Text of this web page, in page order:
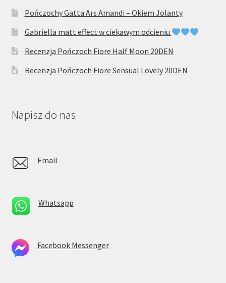
Pończochy Gatta Ars Amandi – Okiem Jolanty
Gabriella matt effect w ciekawym odcieniu
Recenzja Pończoch Fiore Half Moon 20DEN
Recenzja Pończoch Fiore Sensual Lovely 20DEN
Napisz do nas
Email
Whatsapp
Facebook Messenger